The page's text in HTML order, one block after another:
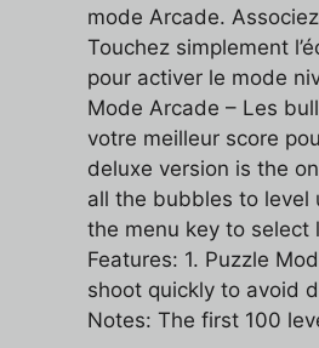
mode Arcade.
Touchez simplement
pour activer le mode
Mode Arcade – Les
votre meilleur score
deluxe version is the
all the bubbles to level
the menu key to select
Features: 1. Puzzle
shoot quickly to avoid
Notes: The first 100